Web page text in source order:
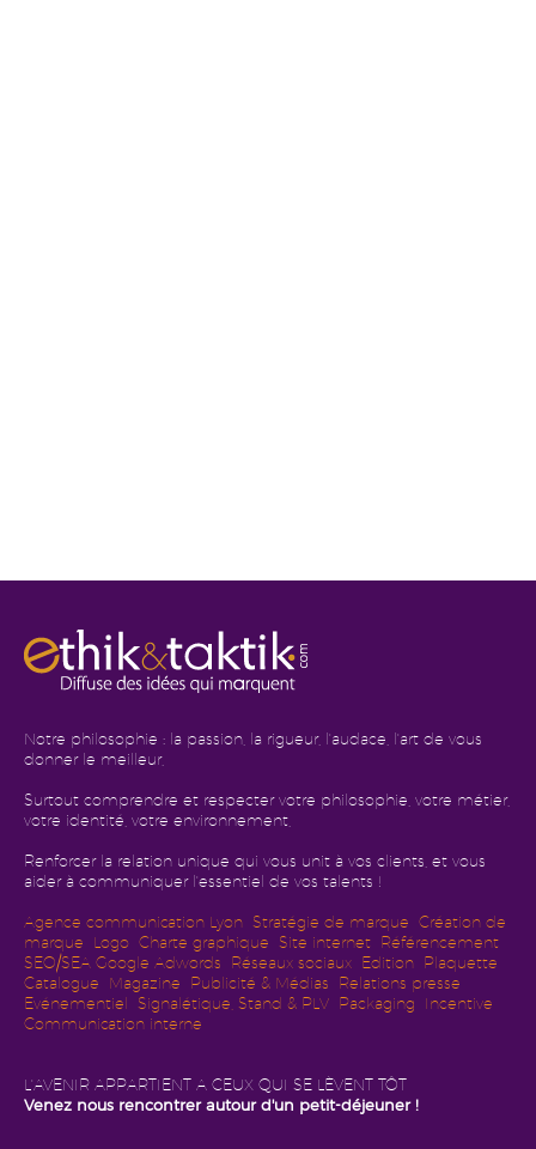
Notre philosophie : la passion, la rigueur, l'audace, l'art de vous
donner le meilleur,
Surtout comprendre et respecter votre philosophie, votre métier,
votre identité, votre environnement,
Renforcer la relation unique qui vous unit à vos clients, et vous
aider à communiquer l'essentiel de vos talents !
Agence communication Lyon Stratégie de marque Création de
marque
Logo Charte graphique Site internet
Référencement
SEO/SEA Google Adwords
Réseaux sociaux Edition
Plaquette
Catalogue
Magazine Publicité & Médias
Relations presse
Evénementiel
Signalétique, Stand & PLV Packaging
Incentive
Communication interne
L'AVENIR APPARTIENT A CEUX QUI SE LÈVENT TÔT
Venez nous rencontrer autour d'un petit-déjeuner !